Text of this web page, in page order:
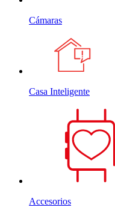
Cámaras
Casa Inteligente
Accesorios